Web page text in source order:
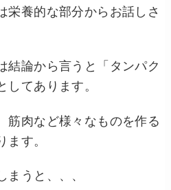
栄養的な部分からお話しさ
結論から言うと「タンパク
してあります。
筋肉など様々なものを作る
ます。
まうと、、、